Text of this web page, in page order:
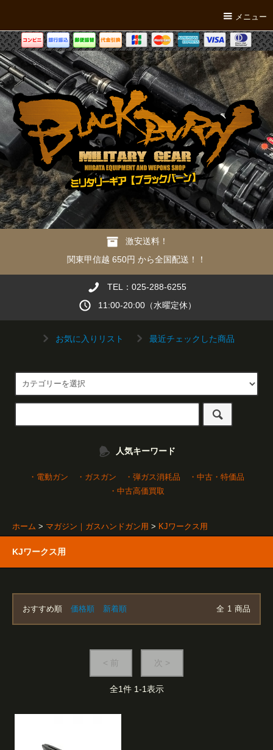
メニュー
激安送料！
関東甲信越 650円 から全国配送！！
TEL：025-288-6255
11:00-20:00（水曜定休）
お気に入りリスト 最近チェックした商品
人気キーワード
・電動ガン ・ガスガン ・弾ガス消耗品
・中古・特価品
・中古高価買取
ホーム > マガジン｜ガスハンドガン用 > KJワークス用
KJワークス用
おすすめ順 価格順 新着順 全 1 商品
< 前 次 >
全1件 1-1表示